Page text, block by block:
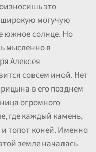
это
широкую могучую
южное солнце. Но
мысленно в
Алексея
совсем иной. Нет
в его позднем
огромного
где каждый камень,
топот коней. Именно
земле началась